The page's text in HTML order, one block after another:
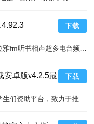
下载
安卓版v4.2.5最
下载